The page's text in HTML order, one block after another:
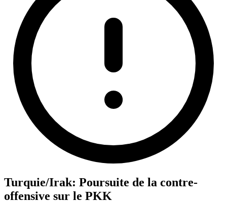
Turquie/Irak: Poursuite de la contre-
offensive sur le PKK